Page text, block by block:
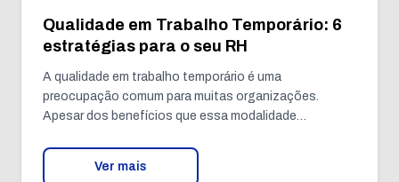
Qualidade em Trabalho Temporário: 6
estratégias para o seu RH
A qualidade em trabalho temporário é uma
preocupação comum para muitas organizações.
Apesar dos benefícios que essa modalidade…
Ver mais